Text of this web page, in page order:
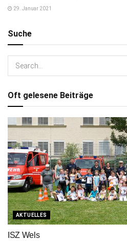
29. Januar 2021
Suche
Oft gelesene Beiträge
AKTUELLES
ISZ Wels